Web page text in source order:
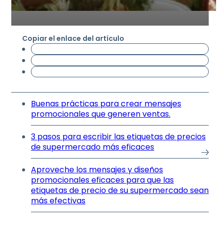
Copiar el enlace del artículo
Buenas prácticas para crear mensajes
promocionales que generen ventas.
3 pasos para escribir las etiquetas de precios
de supermercado más eficaces
Aproveche los mensajes y diseños
promocionales eficaces para que las
etiquetas de precio de su supermercado sean
más efectivas